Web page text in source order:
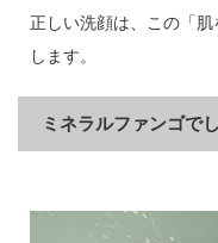
正しい洗顔は、この「
します。
ミネラルファンゴで